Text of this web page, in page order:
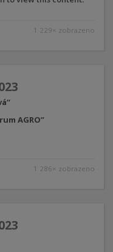
1 229× zobrazeno
AGRO”
1 286× zobrazeno